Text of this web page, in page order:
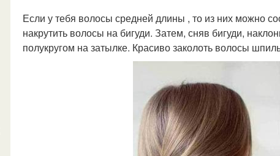
Если у тебя волосы средней длины , то из них можно
накрутить волосы на бигуди. Затем, сняв бигуди,
полукругом на затылке. Красиво заколоть волосы